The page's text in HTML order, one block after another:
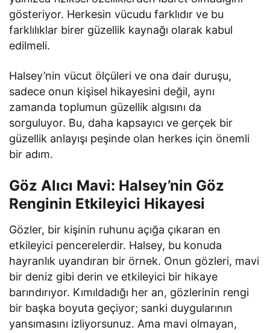
gösteriyor. Herkesin vücudu farklıdır ve bu
farklılıklar birer güzellik kaynağı olarak kabul
edilmeli.
Halsey’nin vücut ölçüleri ve ona dair duruşu,
sadece onun kişisel hikayesini değil, aynı
zamanda toplumun güzellik algısını da
sorguluyor. Bu, daha kapsayıcı ve gerçek bir
güzellik anlayışı peşinde olan herkes için önemli
bir adım.
Göz Alıcı Mavi: Halsey’nin Göz
Renginin Etkileyici Hikayesi
Gözler, bir kişinin ruhunu açığa çıkaran en
etkileyici pencerelerdir. Halsey, bu konuda
hayranlık uyandıran bir örnek. Onun gözleri, mavi
bir deniz gibi derin ve etkileyici bir hikaye
barındırıyor. Kımıldadığı her an, gözlerinin rengi
bir başka boyuta geçiyor; sanki duygularının
yansımasını izliyorsunuz. Ama mavi olmayan,